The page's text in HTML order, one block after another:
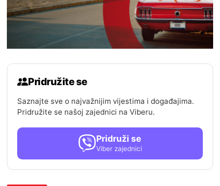
Pridružite se
Saznajte sve o najvažnijim vijestima i događajima.
Pridružite se našoj zajednici na Viberu.
Pridruži se
Viber zajednici